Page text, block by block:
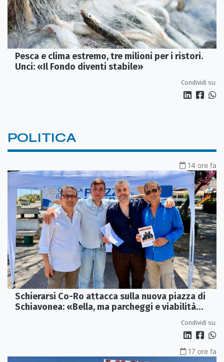
Pesca e clima estremo, tre milioni per i ristori.
Unci: «Il Fondo diventi stabile»
Condividi su:
POLITICA
14 ore fa
Schierarsi Co-Ro attacca sulla nuova piazza di
Schiavonea: «Bella, ma parcheggi e viabilità
Condividi su:
17 ore fa